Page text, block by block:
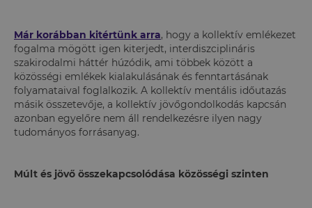
Már korábban kitértünk arra, hogy a kollektív emlékezet
fogalma mögött igen kiterjedt, interdiszciplináris
szakirodalmi háttér húzódik, ami többek között a
közösségi emlékek kialakulásának és fenntartásának
folyamataival foglalkozik. A kollektív mentális időutazás
másik összetevője, a kollektív jövőgondolkodás kapcsán
azonban egyelőre nem áll rendelkezésre ilyen nagy
tudományos forrásanyag.
Múlt és jövő összekapcsolódása közösségi szinten